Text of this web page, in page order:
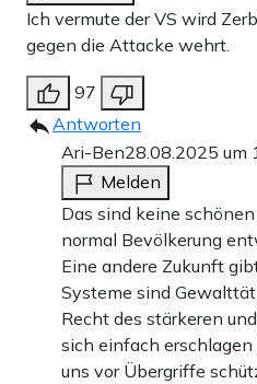
Ich vermute der VS wird
gegen die Attacke wehrt.
97
Antworten
Ari-Ben28.08.2025 um
Melden
Das sind keine
normal Bevölkerung
Eine andere Zukunft
Systeme sind
Recht des stärkeren
sich einfach
uns vor Übergriffe